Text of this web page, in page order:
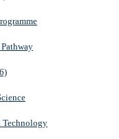
Technology